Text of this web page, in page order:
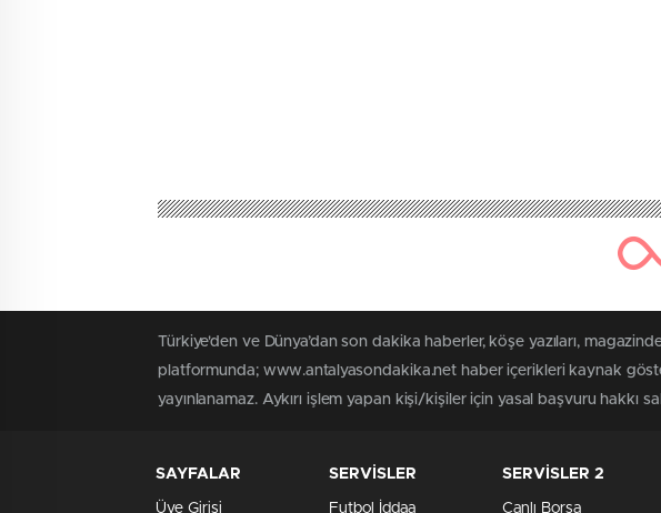
Türkiye'den ve Dünya’dan son dakika haberler, köşe yazıları,
platformunda; www.antalyasondakika.net haber içerikleri kaynak
yayınlanamaz. Aykırı işlem yapan kişi/kişiler için yasal başvuru
SAYFALAR
Üye Girişi
SERVİSLER
Futbol İddaa
SERVİSLER 2
Canlı Borsa